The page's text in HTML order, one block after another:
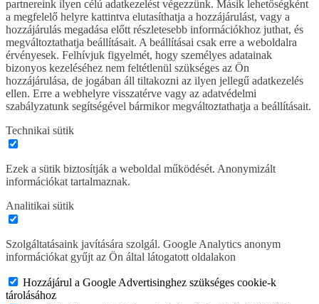
partnereink ilyen célú adatkezelést végezzünk. Másik lehetőségként
a megfelelő helyre kattintva elutasíthatja a hozzájárulást, vagy a
hozzájárulás megadása előtt részletesebb információkhoz juthat, és
megváltoztathatja beállításait. A beállításai csak erre a weboldalra
érvényesek. Felhívjuk figyelmét, hogy személyes adatainak
bizonyos kezeléséhez nem feltétlenül szükséges az Ön
hozzájárulása, de jogában áll tiltakozni az ilyen jellegű adatkezelés
ellen. Erre a webhelyre visszatérve vagy az adatvédelmi
szabályzatunk segítségével bármikor megváltoztathatja a beállításait.
Technikai sütik
Ezek a sütik biztosítják a weboldal működését. Anonymizált
információkat tartalmaznak.
Analitikai sütik
Szolgáltatásaink javítására szolgál. Google Analytics anonym
információkat gyűjt az Ön által látogatott oldalakon
Hozzájárul a Google Advertisinghez szükséges cookie-k
tárolásához